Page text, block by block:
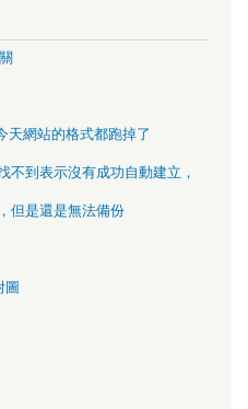
天網站的格式都跑掉了
不到表示沒有成功自動建立，
但是還是無法備份
圖